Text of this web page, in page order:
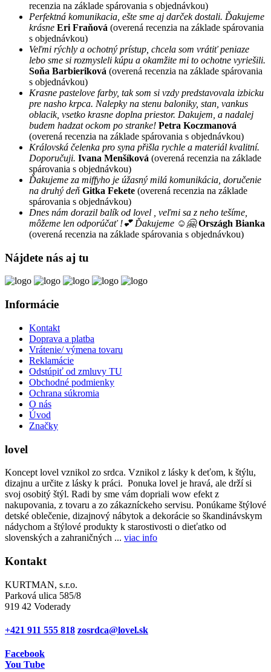
recenzia na základe spárovania s objednávkou)
Perfektná komunikacia, ešte sme aj darček dostali. Ďakujeme
krásne Eri Fraňová (overená recenzia na základe spárovania
s objednávkou)
Veľmi rýchly a ochotný prístup, chcela som vrátiť peniaze
lebo sme si rozmysleli kúpu a okamžite mi to ochotne vyriešili.
Soňa Barbieriková (overená recenzia na základe spárovania
s objednávkou)
Krasne pastelove farby, tak som si vzdy predstavovala izbicku
pre nasho krpca. Nalepky na stenu baloniky, stan, vankus
oblacik, vsetko krasne doplna priestor. Dakujem, a nadalej
budem hadzat ockom po stranke! Petra Koczmanová
(overená recenzia na základe spárovania s objednávkou)
Královská čelenka pro syna přišla rychle a materiál kvalitní.
Doporučuji. Ivana Menšíková (overená recenzia na základe
spárovania s objednávkou)
Ďakujeme za miffyho je úžasný milá komunikácia, doručenie
na druhý deň Gitka Fekete (overená recenzia na základe
spárovania s objednávkou)
Dnes nám dorazil balík od lovel , veľmi sa z neho tešíme,
môžeme len odporúčať !💕 Ďakujeme ☺️🤗 Országh Bianka
(overená recenzia na základe spárovania s objednávkou)
Nájdete nás aj tu
Informácie
Kontakt
Doprava a platba
Vrátenie/ výmena tovaru
Reklamácie
Odstúpiť od zmluvy TU
Obchodné podmienky
Ochrana súkromia
O nás
Úvod
Značky
lovel
Koncept lovel vznikol zo srdca. Vznikol z lásky k deťom, k štýlu,
dizajnu a určite z lásky k práci. Ponuka lovel je hravá, ale drží si
svoj osobitý štýl. Radi by sme vám dopriali wow efekt z
nakupovania, z tovaru a zo zákazníckeho servisu. Ponúkame štýlové
detské oblečenie, dizajnový nábytok a dekorácie so škandinávskym
nádychom a štýlové produkty k starostivosti o dieťatko od
slovenských a zahraničných ... viac info
Kontakt
KURTMAN, s.r.o.
Parková ulica 585/8
919 42 Voderady
+421 911 555 818 zosrdca@lovel.sk
Facebook
You Tube